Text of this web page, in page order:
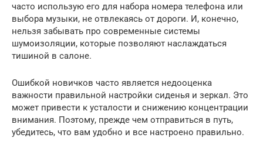
часто использую его для набора номера телефона или
выбора музыки, не отвлекаясь от дороги. И, конечно,
нельзя забывать про современные системы
шумоизоляции, которые позволяют наслаждаться
тишиной в салоне.
Ошибкой новичков часто является недооценка
важности правильной настройки сиденья и зеркал. Это
может привести к усталости и снижению концентрации
внимания. Поэтому, прежде чем отправиться в путь,
убедитесь, что вам удобно и все настроено правильно.